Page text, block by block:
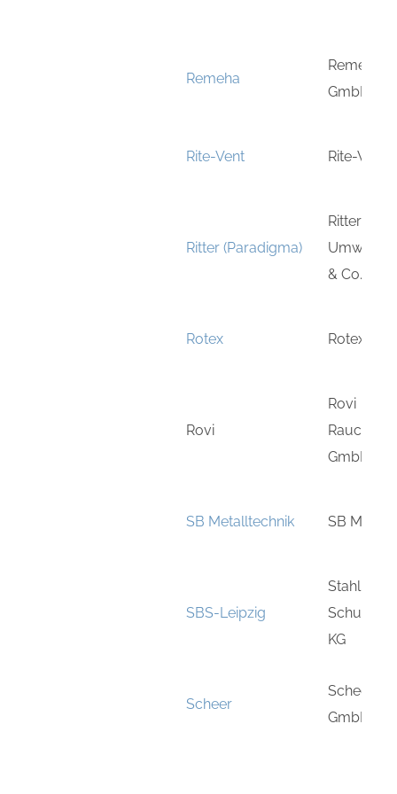
Remeha
Remeha
GmbH
Rite-Vent Rite-Vent
Ritter (Paradigma)
Ritter
& Co. KG
Rotex Rotex
Rovi
Rovi
GmbH
SB Metalltechnik SB
SBS-Leipzig
Stahl-
Schubert
KG
Scheer
Scheer
GmbH